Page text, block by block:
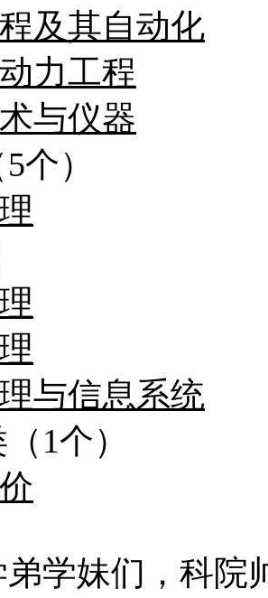
及其自动化
力工程
与仪器
个）
与信息系统
1个）
学妹们，科院